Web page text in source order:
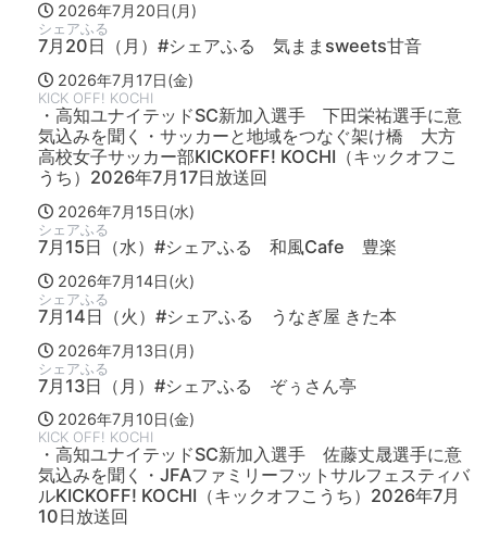
2026年7月20日(月)
シェアふる
7月20日（月）#シェアふる 気ままsweets甘音
2026年7月17日(金)
KICK OFF! KOCHI
・高知ユナイテッドSC新加入選手 下田栄祐選手に意
気込みを聞く・サッカーと地域をつなぐ架け橋 大方
高校女子サッカー部KICKOFF! KOCHI（キックオフこ
うち）2026年7月17日放送回
2026年7月15日(水)
シェアふる
7月15日（水）#シェアふる 和風Cafe 豊楽
2026年7月14日(火)
シェアふる
7月14日（火）#シェアふる うなぎ屋 きた本
2026年7月13日(月)
シェアふる
7月13日（月）#シェアふる ぞぅさん亭
2026年7月10日(金)
KICK OFF! KOCHI
・高知ユナイテッドSC新加入選手 佐藤丈晟選手に意
気込みを聞く・JFAファミリーフットサルフェスティバ
ルKICKOFF! KOCHI（キックオフこうち）2026年7月
10日放送回